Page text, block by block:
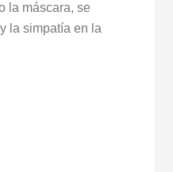
la máscara, se
la simpatía en la